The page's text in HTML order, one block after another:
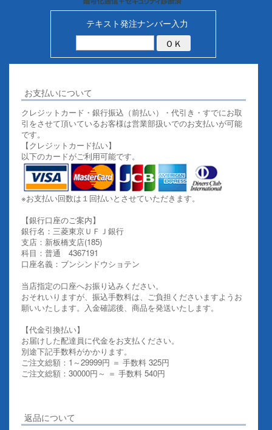
テキスト発注ナンバー入力
お支払いについて
クレジットカード・銀行振込（前払い）・代引き・すでにお取
引をさせて頂いているお客様は営業部扱いでのお支払いが可能
です。
【クレジットカード払い】
以下のカードがご利用可能です。
※お支払い回数は１回払いとさせていただきます。
【銀行口座のご案内】
銀行名：三菱東京ＵＦＪ銀行
支店：新板橋支店(185)
科目：普通 4367191
口座名義：ブンシンドウショテン
当店指定の口座へお振り込みください。
おそれいりますが、振込手数料は、ご負担くださいますようお
願いいたします。入金確認後、商品を発送いたします。
【代金引換払い】
お届けした配達員に代金をお支払ください。
別途下記手数料がかかります。
ご注文総額：1～29999円 ＝ 手数料 325円
ご注文総額：30000円～ ＝ 手数料 540円
返品について